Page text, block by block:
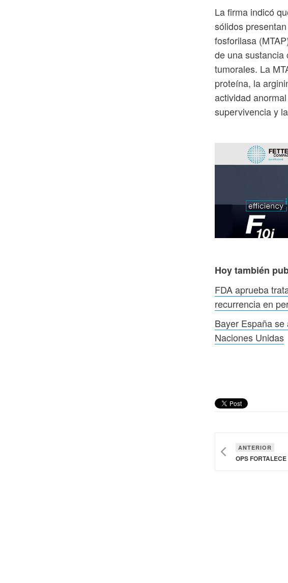
La firma indicó
sólidos
fosforilasa
de una sustancia
tumorales. La
proteína, la
actividad
supervivencia y
Hoy también
FDA aprueba
recurrencia en
Bayer España
Naciones Unidas
ANTERIOR